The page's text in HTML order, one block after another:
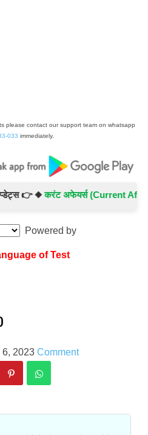
please contact our support team on whatsapp
033 immediately.
👉 ◆करंट अफेयर्स (Current Affairs)
Powered by
of Test
6, 2023 Comment